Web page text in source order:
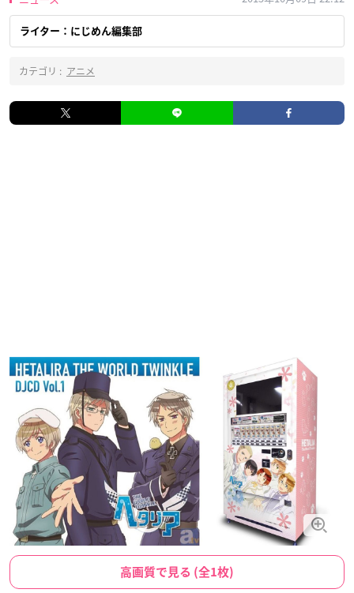
ライター：にじめん編集部
カテゴリ : アニメ
高画質で見る (全1枚)